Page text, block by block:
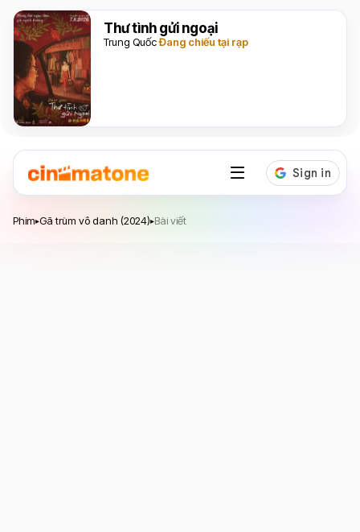
Thư tình gửi ngoại
Trung QuốcĐang chiếu tại rạp
Phim▸Gã trùm vô danh (2024)▸Bài viết